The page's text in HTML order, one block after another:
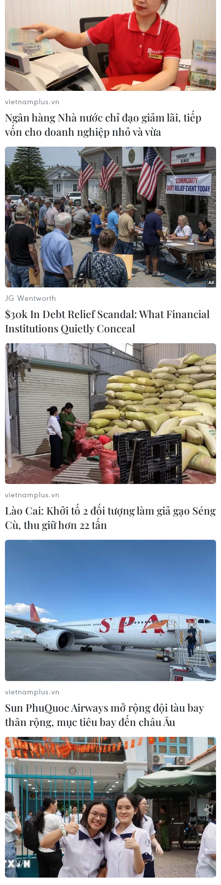
Hội nghị sẽ tiếp tục làm việc đến hết ngày
15/1/2019./.
(TTXVN/Vietnam+)
#Việc làm
#Tổng Liên đoàn Lao động Việt Nam; Ban Dân vận Trung
ương
#Đại hội Công đoàn Việt Nam
#CPTPP
#Tin nóng
#Tin mới
#Tin thời sự
#Thời sự trong ngày
#Thời sự hôm nay
Theo dõi VietnamPlus
TIN LIÊN QUAN
để tăng cường thương mại tự do
10/01/2019 01:24
Báo Yomiuri của Nhật Bản gần đây có bài viết phân tích
với tiêu đề “CPTPP có hiệu lực, mở rộng thêm các nước
tham gia hướng đến tăng cường thương mại tự do.”
Hiệp định CPTPP chính thức có hiệu lực
đối với Việt Nam từ 14/1
vietnamplus.vn
Ngân hàng Nhà nước chỉ đạo giảm lãi, tiếp
vốn cho doanh nghiệp nhỏ và vừa
JG Wentworth
$30k In Debt Relief Scandal: What Financial
Institutions Quietly Conceal
vietnamplus.vn
Lào Cai: Khởi tố 2 đối tượng làm giả gạo Séng
Cù, thu giữ hơn 22 tấn
vietnamplus.vn
Sun PhuQuoc Airways mở rộng đội tàu bay
thân rộng, mục tiêu bay đến châu Âu